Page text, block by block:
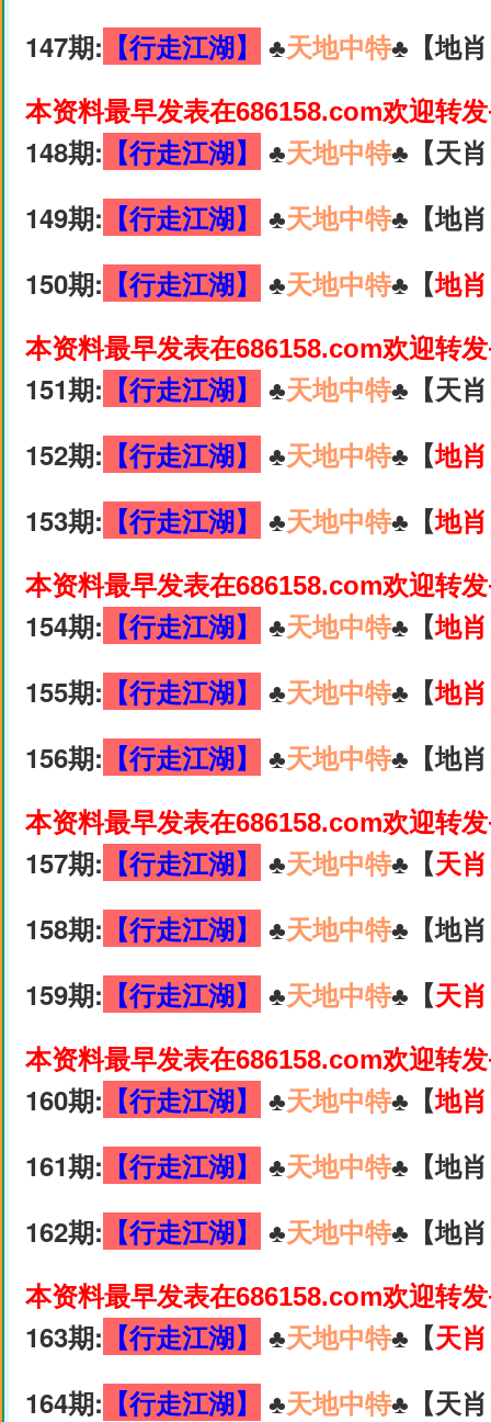
147期: 【行走江湖】 ♣️天地中特♣️【地
本资料最早发表在686158.com欢迎转
148期: 【行走江湖】 ♣️天地中特♣️【天
149期: 【行走江湖】 ♣️天地中特♣️【地
150期: 【行走江湖】 ♣️天地中特♣️【地肖
本资料最早发表在686158.com欢迎转
151期: 【行走江湖】 ♣️天地中特♣️【天
152期: 【行走江湖】 ♣️天地中特♣️【地肖
153期: 【行走江湖】 ♣️天地中特♣️【地肖
本资料最早发表在686158.com欢迎转
154期: 【行走江湖】 ♣️天地中特♣️【地肖
155期: 【行走江湖】 ♣️天地中特♣️【地肖
156期: 【行走江湖】 ♣️天地中特♣️【地
本资料最早发表在686158.com欢迎转
157期: 【行走江湖】 ♣️天地中特♣️【天肖
158期: 【行走江湖】 ♣️天地中特♣️【地
159期: 【行走江湖】 ♣️天地中特♣️【天肖
本资料最早发表在686158.com欢迎转
160期: 【行走江湖】 ♣️天地中特♣️【地肖
161期: 【行走江湖】 ♣️天地中特♣️【地
162期: 【行走江湖】 ♣️天地中特♣️【地
本资料最早发表在686158.com欢迎转
163期: 【行走江湖】 ♣️天地中特♣️【天肖
164期: 【行走江湖】 ♣️天地中特♣️【天